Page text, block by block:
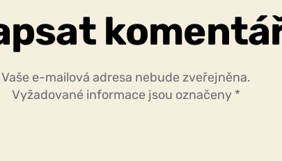
Vaše e-mailová adresa nebude zveřejněna.
Vyžadované informace jsou označeny *